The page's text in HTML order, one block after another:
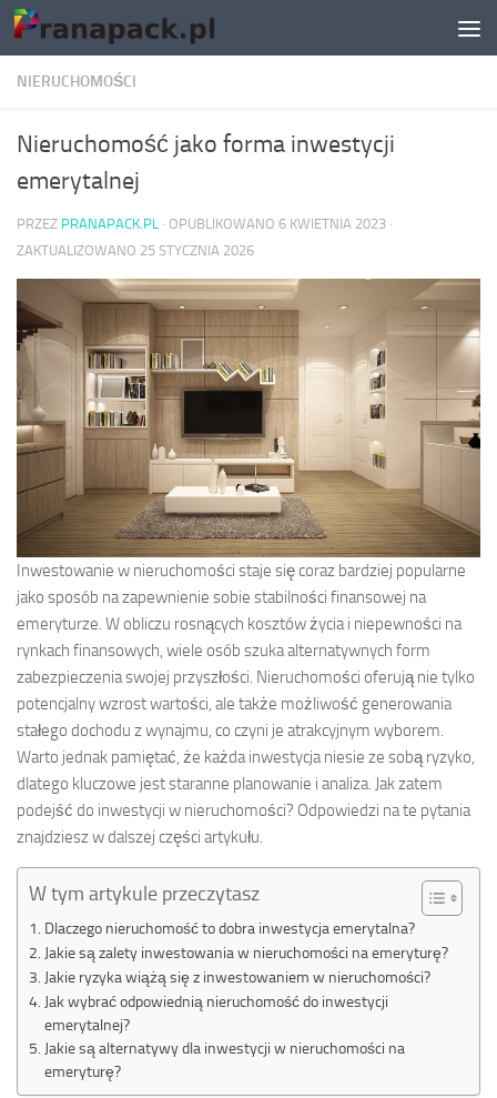
Skip to content
NIERUCHOMOŚCI
Nieruchomość jako forma inwestycji
emerytalnej
PRZEZ PRANAPACK.PL · OPUBLIKOWANO 6 KWIETNIA 2023 ·
ZAKTUALIZOWANO 25 STYCZNIA 2026
Inwestowanie w nieruchomości staje się coraz bardziej popularne
jako sposób na zapewnienie sobie stabilności finansowej na
emeryturze. W obliczu rosnących kosztów życia i niepewności na
rynkach finansowych, wiele osób szuka alternatywnych form
zabezpieczenia swojej przyszłości. Nieruchomości oferują nie tylko
potencjalny wzrost wartości, ale także możliwość generowania
stałego dochodu z wynajmu, co czyni je atrakcyjnym wyborem.
Warto jednak pamiętać, że każda inwestycja niesie ze sobą ryzyko,
dlatego kluczowe jest staranne planowanie i analiza. Jak zatem
podejść do inwestycji w nieruchomości? Odpowiedzi na te pytania
znajdziesz w dalszej części artykułu.
W tym artykule przeczytasz
Dlaczego nieruchomość to dobra inwestycja emerytalna?
Jakie są zalety inwestowania w nieruchomości na emeryturę?
Jakie ryzyka wiążą się z inwestowaniem w nieruchomości?
Jak wybrać odpowiednią nieruchomość do inwestycji
emerytalnej?
Jakie są alternatywy dla inwestycji w nieruchomości na
emeryturę?